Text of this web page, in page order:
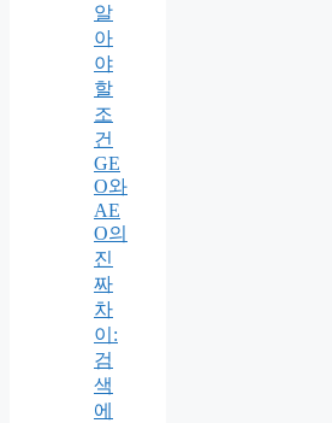
알
아
야
할
조
건
GE
O와
AE
O의
진
짜
차
이:
검
색
에